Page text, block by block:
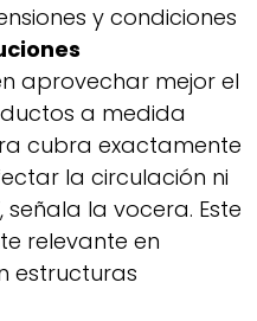
y condiciones
aprovechar mejor el
a medida
cubra exactamente
la circulación ni
la vocera. Este
relevante en
estructuras